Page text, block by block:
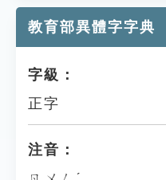
教育部異體字字典
字級：
正字
注音：